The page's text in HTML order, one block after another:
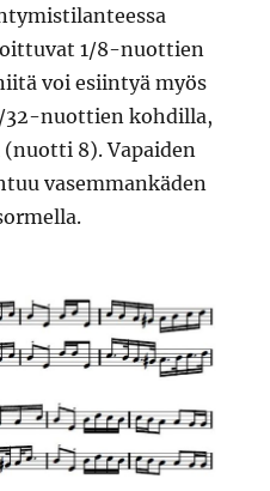
1/8-nuottien
voi esiintyä myös
32-nuottien kohdilla,
(nuotti 8). Vapaiden
vasemmankäden